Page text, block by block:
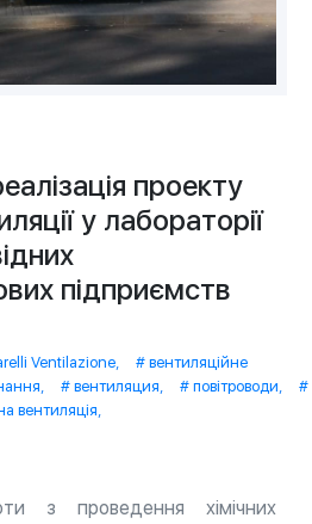
проекту
у лабораторії
підприємств
Ventilazione,
вентиляційне
, вентиляция, повітроводи,
вентиляція,
з проведення хімічних